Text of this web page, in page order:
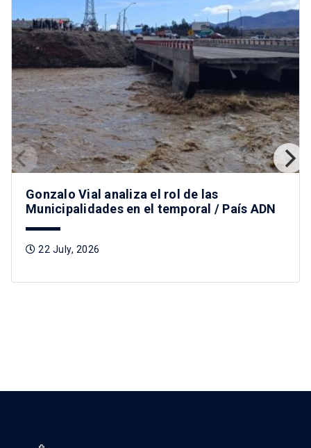
Gonzalo Vial analiza el rol de las
Municipalidades en el temporal / País ADN
22 July, 2026